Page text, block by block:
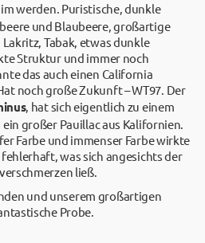
werden. Puristische, dunkle
und Blaubeere, großartige
Tabak, etwas dunkle
Struktur und immer noch
das auch einen California
noch große Zukunft – WT97. Der
, hat sich eigentlich zu einem
großer Pauillac aus Kalifornien.
Farbe und immenser Farbe wirkte
was sich angesichts der
ließ.
und unserem großartigen
Probe.